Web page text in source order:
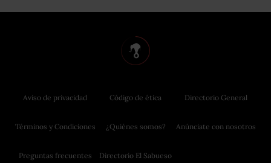
Aviso de privacidad
Términos y Condiciones
Preguntas frecuentes
Código de ética
¿Quiénes somos?
Directorio El Sabueso
Directorio General
Anúnciate con nosotros